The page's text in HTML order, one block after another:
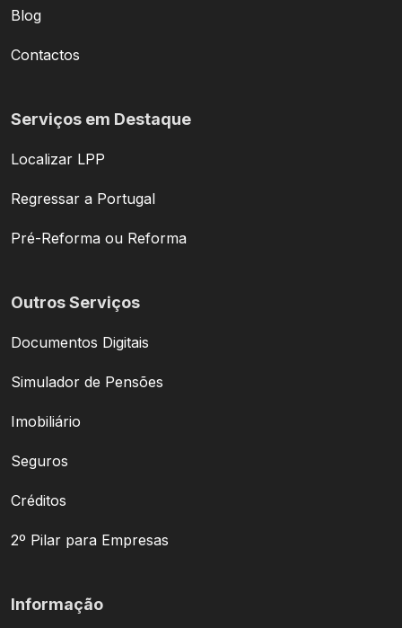
Blog
Contactos
Serviços em Destaque
Localizar LPP
Regressar a Portugal
Pré-Reforma ou Reforma
Outros Serviços
Documentos Digitais
Simulador de Pensões
Imobiliário
Seguros
Créditos
2º Pilar para Empresas
Informação